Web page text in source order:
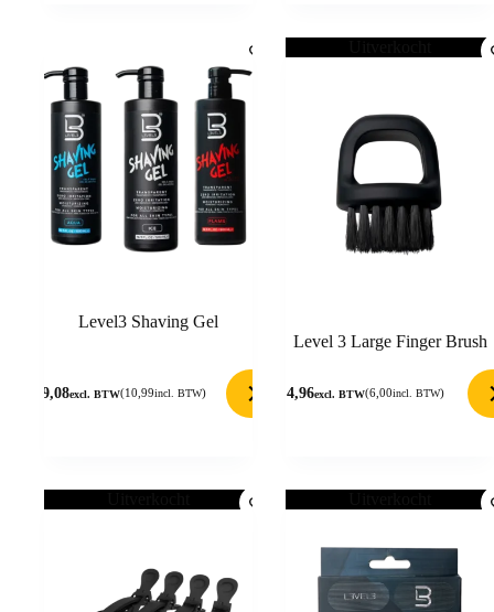
Level3 Shaving Gel
9,08excl. BTW(10,99incl. BTW)
Level 3 Large Finger Brush
4,96excl. BTW(6,00incl. BTW)